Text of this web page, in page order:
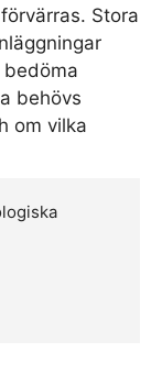
Stora
behövs
om vilka